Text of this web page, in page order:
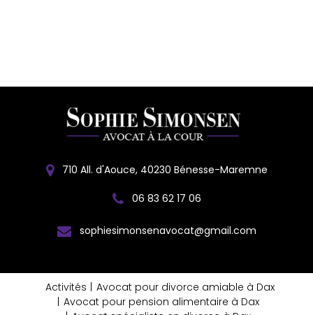
710 All. d'Aouce, 40230 Bénesse-Maremne
06 83 62 17 06
sophiesimonsenavocat@gmail.com
Activités
Avocat pour divorce amiable à Dax
Avocat pour pension alimentaire à Dax